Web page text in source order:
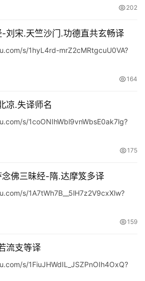
202
刘宋.天竺沙门.功德直共玄畅译
s/1hyL4rd-mrZ2cMRtgcuU0VA?
164
凉.失译师名
s/1coONIhWbl9vnWbsE0ak7lg?
175
佛三昧经-隋.达摩笈多译
s/1A7tWh7B__5lH7z2V9cxXlw?
159
流支等译
s/1FiuJHWdIL_JSZPnOIh4OxQ?